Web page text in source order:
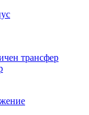
трансфер